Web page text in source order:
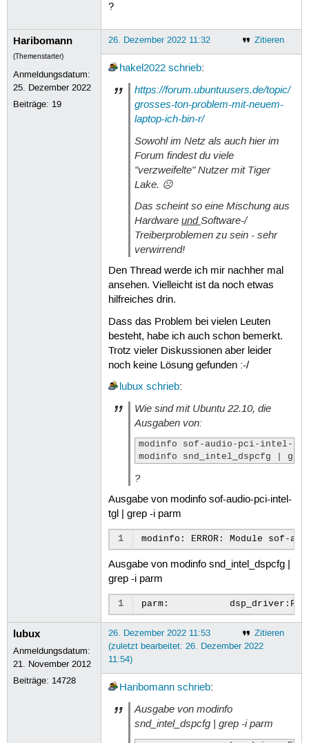
?
Haribomann
(Themenstarter)
Anmeldungsdatum:
25. Dezember 2022
Beiträge: 19
Zitieren
26. Dezember 2022 11:32
hakel2022 schrieb:
https://forum.ubuntuusers.de/topic/
grosses-ton-problem-mit-neuem-
laptop-ich-bin-r/
Sowohl im Netz als auch hier im
Forum findest du viele
"verzweifelte" Nutzer mit Tiger
Lake. ☹
Das scheint so eine Mischung aus
Hardware undSoftware-/
Treiberproblemen zu sein - sehr
verwirrend!
Den Thread werde ich mir nachher mal
ansehen. Vielleicht ist da noch etwas
hilfreiches drin.
Dass das Problem bei vielen Leuten
besteht, habe ich auch schon bemerkt.
Trotz vieler Diskussionen aber leider
noch keine Lösung gefunden :-/
lubux schrieb:
Wie sind mit Ubuntu 22.10, die
Ausgaben von:
modinfo sof-audio-pci-intel-
modinfo snd_intel_dspcfg |
?
Ausgabe von modinfo sof-audio-pci-intel-
tgl | grep -i parm
1
Ausgabe von modinfo snd_intel_dspcfg |
grep -i parm
1
lubux
Anmeldungsdatum:
21. November 2012
Beiträge: 14728
Zitieren
26. Dezember 2022 11:53
(zuletzt bearbeitet: 26. Dezember 2022
11:54)
Haribomann schrieb:
Ausgabe von modinfo
snd_intel_dspcfg | grep -i parm